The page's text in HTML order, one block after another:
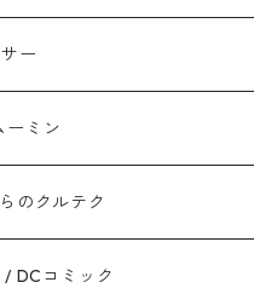
/ マンダロリアン
ダー
ズ
ン
メリカ
ンズ
ンセス
ィランズ
ー
ー
インク / ユニバーシティ
ーミン
のクルテク
DCコミック